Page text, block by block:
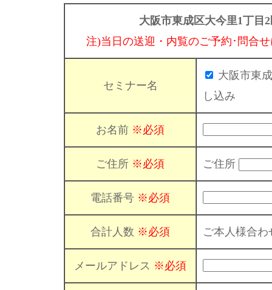
大阪市東成区大今里1丁目
注)当日の送迎・内覧のご予約･問合
セミナー名
大阪市東
し込み
お名前 ※必須
ご住所 ※必須 ご住所
電話番号 ※必須
合計人数 ※必須 ご本人様合
メールアドレス ※必須